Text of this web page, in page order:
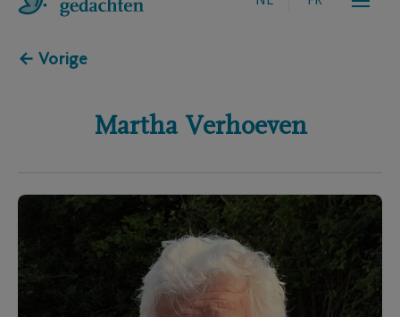
← Vorige
Martha Verhoeven